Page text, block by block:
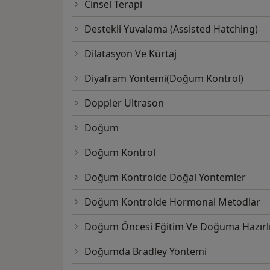
Cinsel Terapi
Destekli Yuvalama (Assisted Hatching)
Dilatasyon Ve Kürtaj
Diyafram Yöntemi(Doğum Kontrol)
Doppler Ultrason
Doğum
Doğum Kontrol
Doğum Kontrolde Doğal Yöntemler
Doğum Kontrolde Hormonal Metodlar
Doğum Öncesi Eğitim Ve Doğuma
Doğumda Bradley Yöntemi